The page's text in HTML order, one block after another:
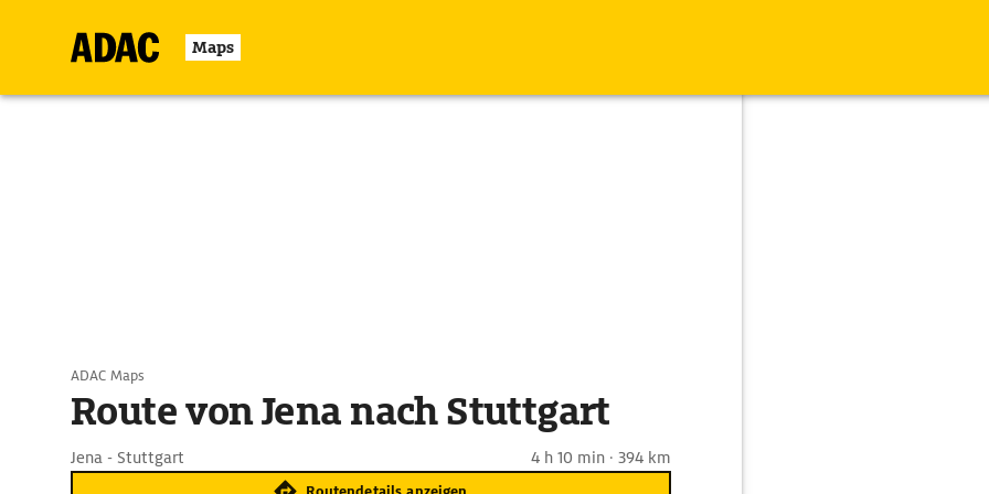
Maps
ADAC Maps
Route von Jena nach Stuttgart
Jena - Stuttgart 4 h 10 min · 394 km